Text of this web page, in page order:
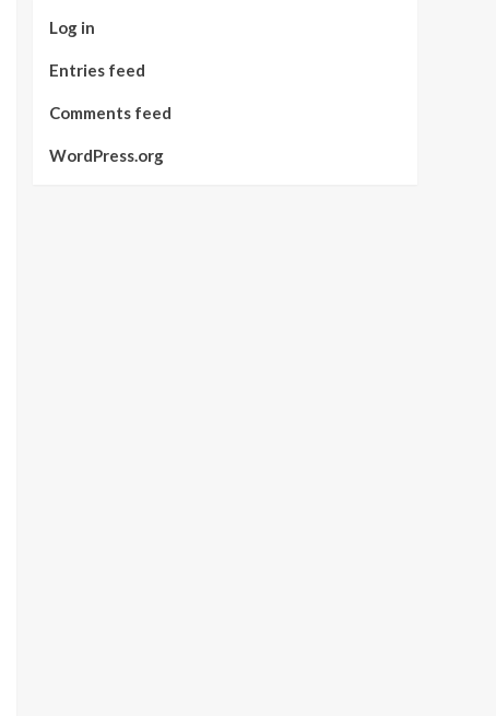
Log in
Entries feed
Comments feed
WordPress.org